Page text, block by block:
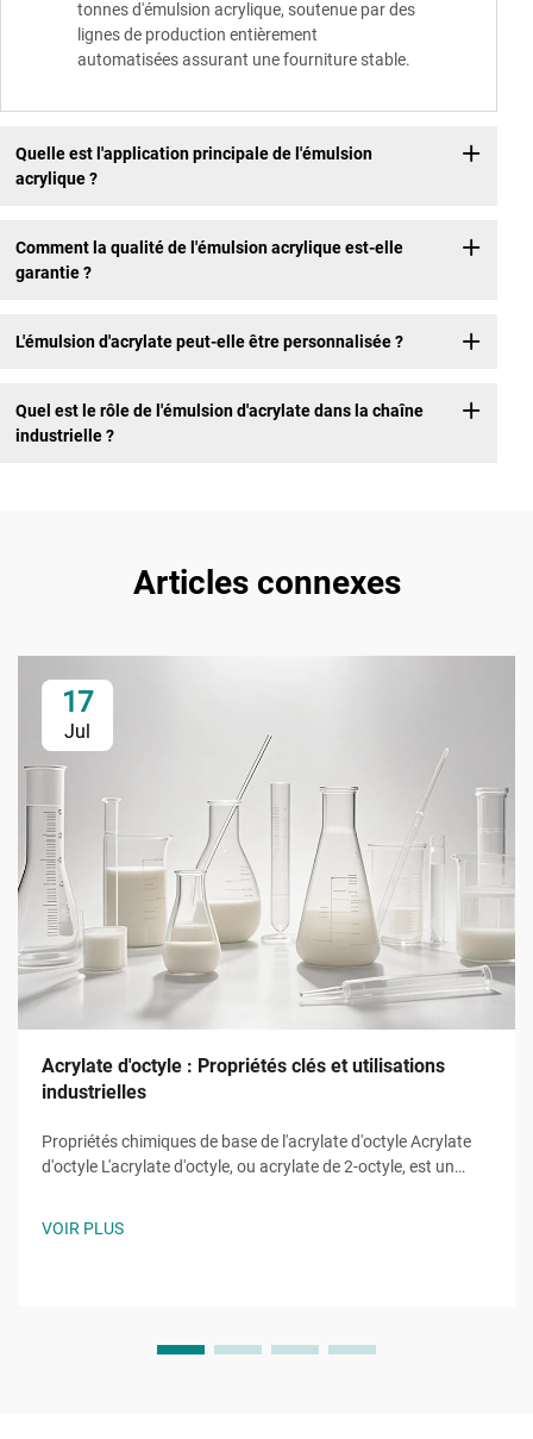
tonnes d'émulsion acrylique, soutenue par des
lignes de production entièrement
automatisées assurant une fourniture stable.
Quelle est l'application principale de l'émulsion
acrylique ?
Comment la qualité de l'émulsion acrylique est-elle
garantie ?
L'émulsion d'acrylate peut-elle être personnalisée ?
Quel est le rôle de l'émulsion d'acrylate dans la chaîne
industrielle ?
Articles connexes
17
Jul
Acrylate d'octyle : Propriétés clés et utilisations
industrielles
Propriétés chimiques de base de l'acrylate d'octyle Acrylate
d'octyle L'acrylate d'octyle, ou acrylate de 2-octyle, est un
VOIR PLUS